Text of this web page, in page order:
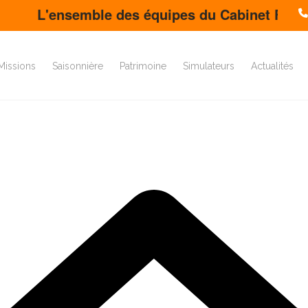
L'ensemble des équipes du Cabinet FDS
Saisonnière Patrimoine Simulateurs Actualités